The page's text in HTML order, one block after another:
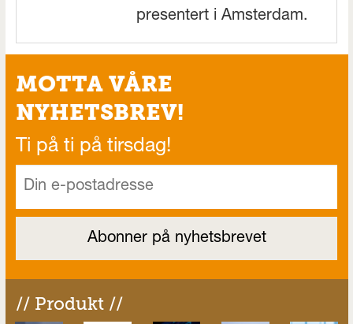
presentert i Amsterdam.
MOTTA VÅRE
NYHETSBREV!
Ti på ti på tirsdag!
// Produkt //